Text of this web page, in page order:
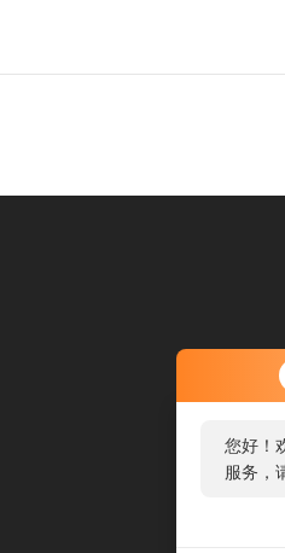
您好！
服务，